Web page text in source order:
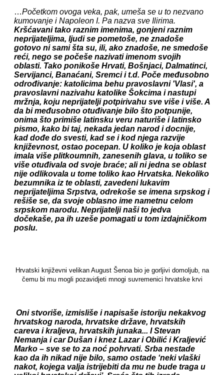
…Početkom ovoga veka, pak, umeša se u to nezvano
kumovanje i Napoleon I. Pa nazva sve Ilirima.
Kršćavani tako raznim imenima, gonjeni raznim
neprijateljima, ljudi se pometoše, ne znadoše
gotovo ni sami šta su, ili, ako znadoše, ne smedoše
reći, nego se počeše nazivati imenom svojih
oblasti. Tako ponikoše Hrvati, Bošnjaci, Dalmatinci,
Servijanci, Banaćani, Sremci i t.d. Poče međusobno
odrođivanje: katolicima behu pravoslavni 'Vlasi', a
pravoslavni nazivahu katolike Šokcima i nastupi
mržnja, koju neprijatelji potpirivahu sve više i više. A
da bi međusobno otuđivanje bilo što potpunije,
onima što primiše latinsku veru naturiše i latinsko
pismo, kako bi taj, nekada jedan narod i docnije,
kad dođe do svesti, kad se i kod njega razvije
književnost, ostao pocepan. U koliko je koja oblast
imala više plitkoumnih, zanesenih glava, u toliko se
više otuđivala od svoje braće; ali ni jedna se oblast
nije odlikovala u tome toliko kao Hrvatska. Nekoliko
bezumnika iz te oblasti, zavedeni lukavim
neprijateljima Srpstva, odrekoše se imena srpskog i
rešiše se, da svoje oblasno ime nametnu celom
srpskom narodu. Neprijatelji naši to jedva
dočekaše, pa ih uzeše pomagati u tom izdajničkom
poslu.
Hrvatski književni velikan August Šenoa bio je gorljivi domoljub, na
čemu bi mu mogli pozavidjeti mnogi suvremenici hrvatske krvi
Oni stvoriše, izmisliše i napisaše istoriju nekakvog
hrvatskog naroda, hrvatske države, hrvatskih
careva i kraljeva, hrvatskih junaka... I Stevan
Nemanja i car Dušan i knez Lazar i Obilić i Kraljević
Marko – sve se to za noć pohrvati. Srba nestade
kao da ih nikad nije bilo, samo ostade ‘neki vlaški
nakot, kojega valja istrijebiti da mu ne bude traga u